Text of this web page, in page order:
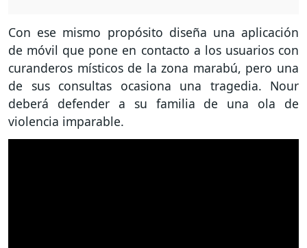
Con ese mismo propósito diseña una aplicación
de móvil que pone en contacto a los usuarios con
curanderos místicos de la zona marabú, pero una
de sus consultas ocasiona una tragedia. Nour
deberá defender a su familia de una ola de
violencia imparable.